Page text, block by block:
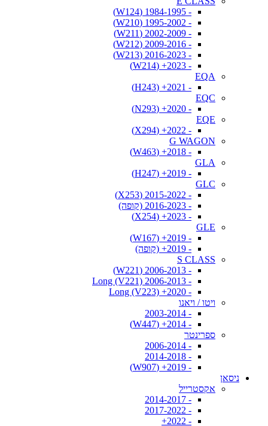
- 1984-1995 (W124)
- 1995-2002 (W210)
- 2002-2009 (W211)
- 2009-2016 (W212)
- 2016-2023 (W213)
- 2023+ (W214)
EQA
- 2021+ (H243)
EQC
- 2020+ (N293)
EQE
- 2022+ (X294)
G WAGON
- 2018+ (W463)
GLA
- 2019+ (H247)
GLC
- 2015-2022 (X253)
- 2016-2023 (קופה)
- 2023+ (X254)
GLE
- 2019+ (W167)
- 2019+ (קופה)
S CLASS
- 2006-2013 (W221)
- 2006-2013 Long (V221)
- 2020+ Long (V223)
ויטו / ויאנו
- 2003-2014
- 2014+ (W447)
ספרינטר
- 2006-2014
- 2014-2018
- 2019+ (W907)
ניסאן
אקסטרייל
- 2014-2017
- 2017-2022
- 2022+